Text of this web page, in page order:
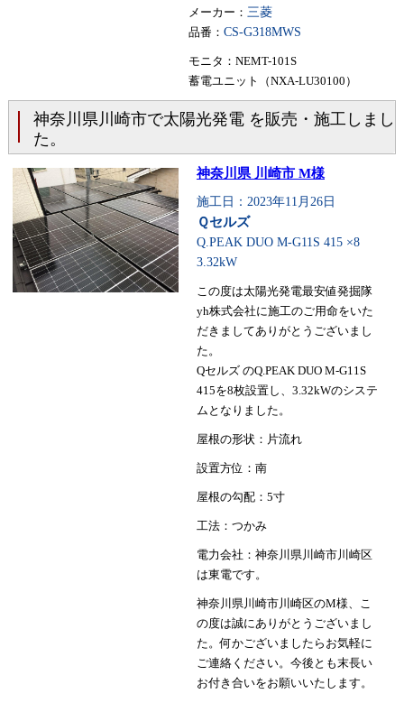
メーカー： 三菱
品番： CS-G318MWS
モニタ：NEMT-101S
蓄電ユニット（NXA-LU30100）
神奈川県川崎市で太陽光発電 を販売・施工しまし
た。
神奈川県 川崎市 M様
施工日：2023年11月26日
Ｑセルズ
Q.PEAK DUO M-G11S 415 ×8
3.32kW
この度は太陽光発電最安値発掘隊
yh株式会社に施工のご用命をいた
だきましてありがとうございまし
た。
Qセルズ のQ.PEAK DUO M-G11S
415を8枚設置し、3.32kWのシステ
ムとなりました。
屋根の形状：片流れ
設置方位：南
屋根の勾配：5寸
工法：つかみ
電力会社：神奈川県川崎市川崎区
は東電です。
神奈川県川崎市川崎区のM様、こ
の度は誠にありがとうございまし
た。何かございましたらお気軽に
ご連絡ください。今後とも末長い
お付き合いをお願いいたします。